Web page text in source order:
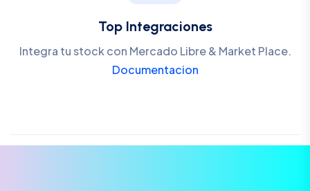
Top Integraciones
Integra tu stock con Mercado Libre & Market Place.
Documentacion